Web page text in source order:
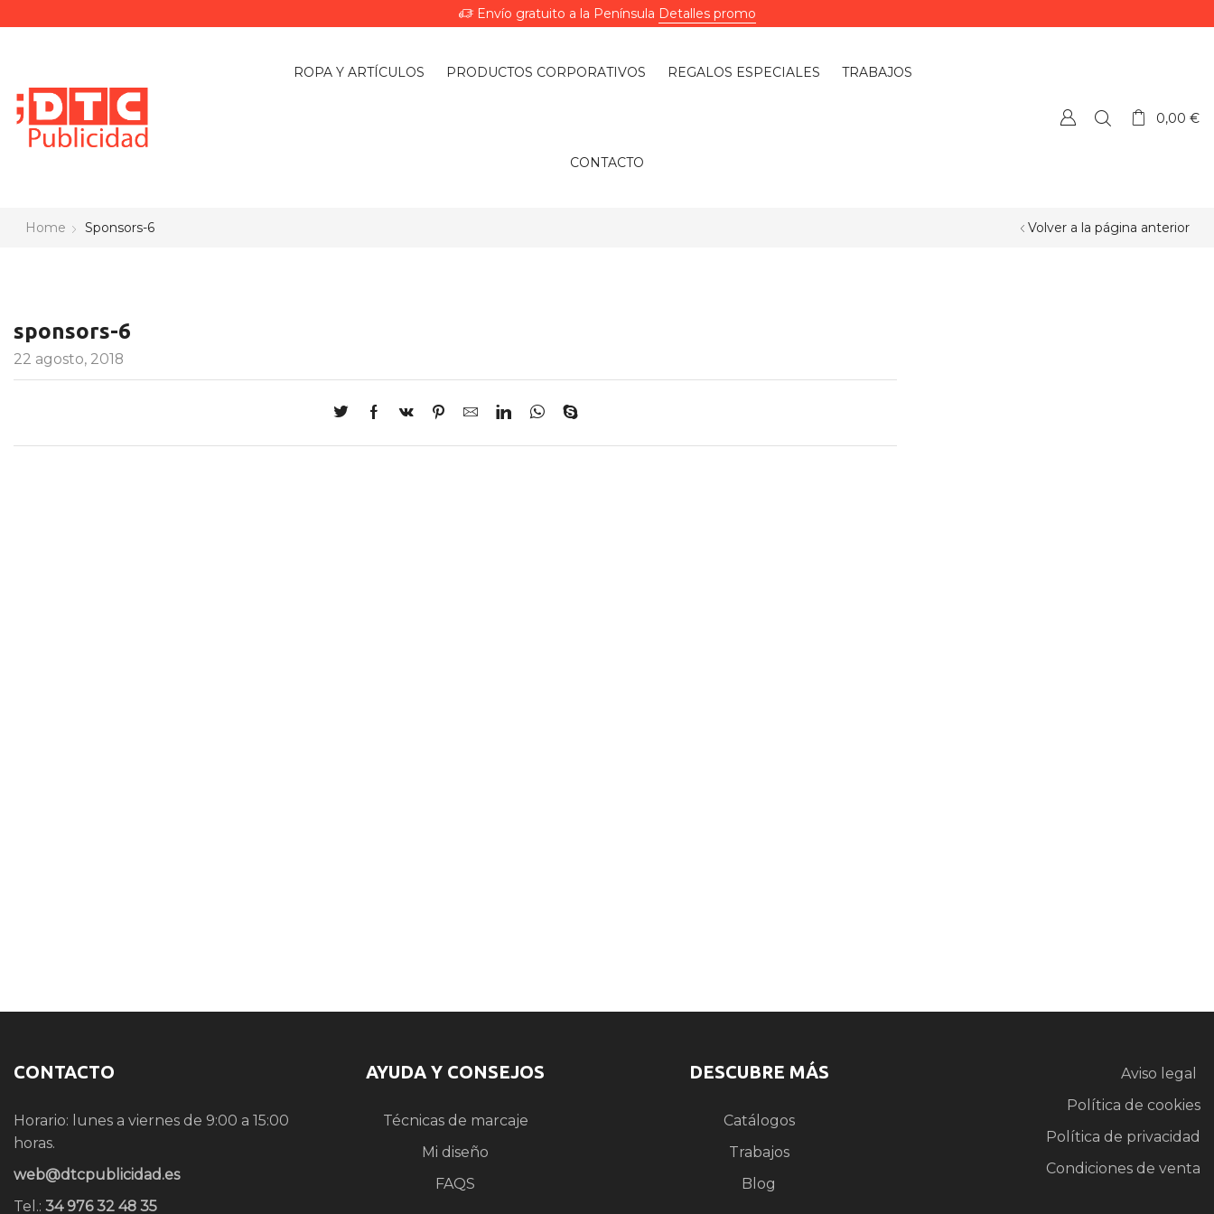
Envío gratuito a la Península Detalles promo
ROPA Y ARTÍCULOS PRODUCTOS CORPORATIVOS REGALOS ESPECIALES TRABAJOS
CONTACTO
0,00€
Volver a la página anterior
Home Sponsors-6
sponsors-6
22 agosto, 2018
CONTACTO
Horario: lunes a viernes de 9:00 a 15:00
horas.
web@dtcpublicidad.es
Tel.: 34 976 32 48 35
AYUDA Y CONSEJOS
Técnicas de marcaje
Mi diseño
FAQS
DESCUBRE MÁS
Catálogos
Trabajos
Blog
Aviso legal
Política de cookies
Política de privacidad
Condiciones de venta